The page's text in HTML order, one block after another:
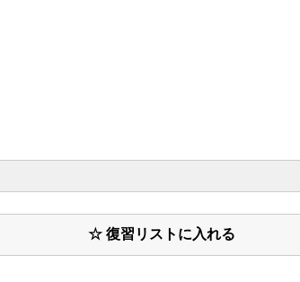
☆ 復習リストに入れる